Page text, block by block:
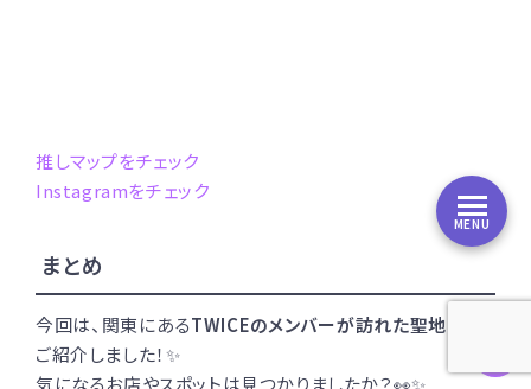
推しマップをチェック
Instagramをチェック
まとめ
今回は、関東にあるTWICEのメンバーが訪れた聖地
ご紹介しました！✨
気になるお店やスポットは見つかりましたか？👀✨
MENU